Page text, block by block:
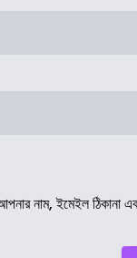
নাম, ইমেইল ঠিকানা